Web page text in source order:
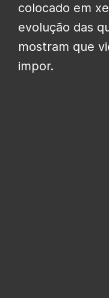
colocado em
evolução das
mostram que
impor.